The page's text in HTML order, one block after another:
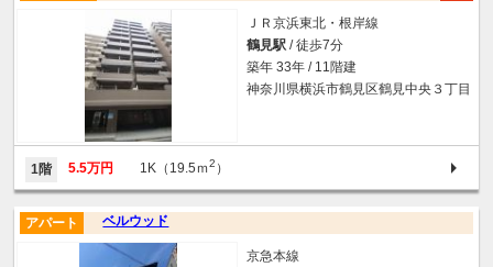
ＪＲ京浜東北・根岸線
鶴見駅 / 徒歩7分
築年 33年 / 11階建
神奈川県横浜市鶴見区鶴見中央３丁目
1階 5.5万円 1K（19.5ｍ2 ）
ベルウッド
アパート
京急本線